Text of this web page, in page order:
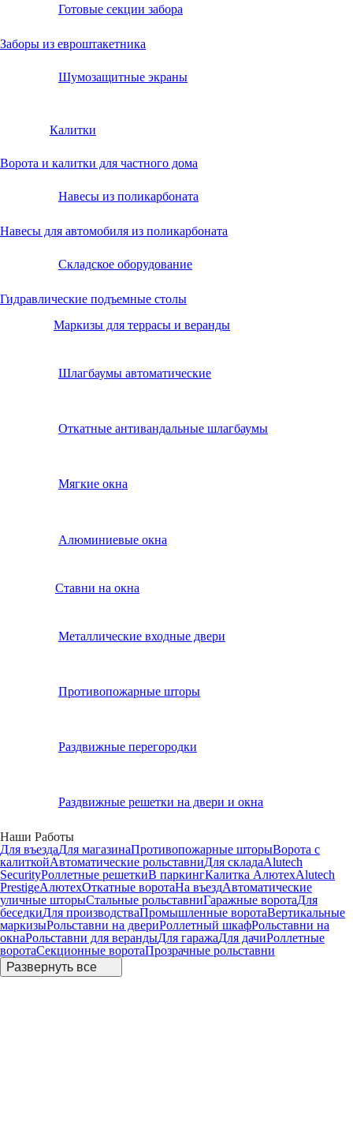
Готовые секции забора
Заборы из евроштакетника
Шумозащитные экраны
Калитки
Ворота и калитки для частного дома
Навесы из поликарбоната
Навесы для автомобиля из поликарбоната
Складское оборудование
Гидравлические подъемные столы
Маркизы для террасы и веранды
Шлагбаумы автоматические
Откатные антивандальные шлагбаумы
Мягкие окна
Алюминиевые окна
Ставни на окна
Металлические входные двери
Противопожарные шторы
Раздвижные перегородки
Раздвижные решетки на двери и окна
Наши Работы
Для въездаДля магазинаПротивопожарные шторыВорота с
калиткойАвтоматические рольставниДля складаAlutech
SecurityРоллетные решеткиВ паркингКалитка АлютехAlutech
PrestigeАлютехОткатные воротаНа въездАвтоматические
уличные шторыСтальные рольставниГаражные воротаДля
беседкиДля производстваПромышленные воротаВертикальные
маркизыРольставни на двериРоллетный шкафРольставни на
окнаРольставни для верандыДля гаражаДля дачиРоллетные
воротаСекционные воротаПрозрачные рольставни
Развернуть все